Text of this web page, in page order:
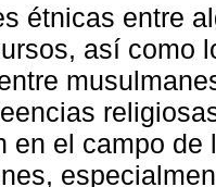
étnicas entre
así como
en el campo